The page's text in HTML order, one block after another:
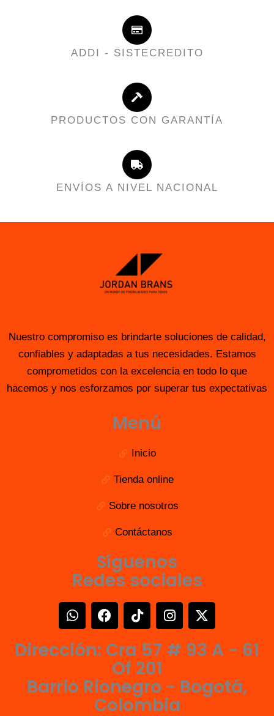
ADDI - SISTECREDITO
PRODUCTOS CON GARANTÍA
ENVÍOS A NIVEL NACIONAL
Nuestro compromiso es brindarte soluciones de calidad,
confiables y adaptadas a tus necesidades. Estamos
comprometidos con la excelencia en todo lo que
hacemos y nos esforzamos por superar tus expectativas
Menú
Inicio
Tienda online
Sobre nosotros
Contáctanos
Síguenos
Redes sociales
W
h
t
p
F
a
e
o
k
T
i
o
k
I
n
t
r
a
X
-
w
t
e
Dirección: Cra 57 # 93 A - 61
Of 201
Barrio Rionegro - Bogotá,
Colombia